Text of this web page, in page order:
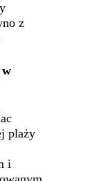
z
plaży
i